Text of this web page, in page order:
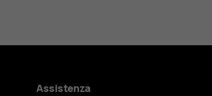
Assistenza